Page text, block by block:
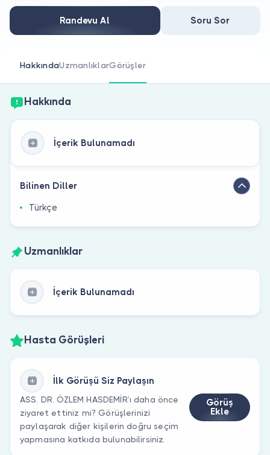
Doktor musunuz?
Randevu Al Soru Sor
HakkındaUzmanlıklarGörüşler
Hakkında
İçerik Bulunamadı
Bilinen Diller
Türkçe
Uzmanlıklar
İçerik Bulunamadı
Hasta Görüşleri
İlk Görüşü Siz Paylaşın
ASS. DR. ÖZLEM HASDEMİR’ı daha önce
ziyaret ettiniz mi? Görüşlerinizi
paylaşarak diğer kişilerin doğru seçim
yapmasına katkıda bulunabilirsiniz.
Görüş
Ekle